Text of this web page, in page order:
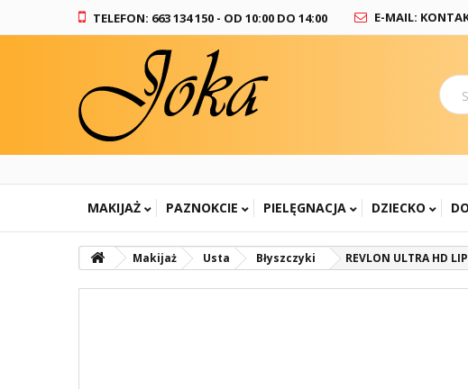
TELEFON: 663 134 150 - OD 10:00 DO 14:00 E-MAIL:
MAKIJAŻ PAZNOKCIE PIELĘGNACJA DZIECKO
Makijaż Usta Błyszczyki REVLON ULTRA HD